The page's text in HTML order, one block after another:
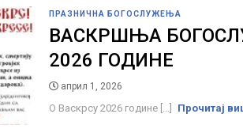
ПРАЗНИЧНА БОГОСЛУЖЕЊА
ВАСКРШЊА
2026 ГОДИНЕ
април 1, 2026
О Васкрсу 2026 године [...] Прочитај